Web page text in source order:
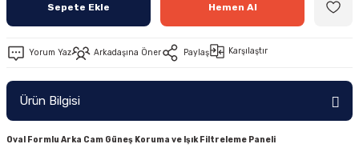
Sepete Ekle Hemen Al
Yorum Yaz Arkadaşına Öner Paylaş Karşılaştır
Ürün Bilgisi
Oval Formlu Arka Cam Güneş Koruma ve Işık Filtreleme Paneli